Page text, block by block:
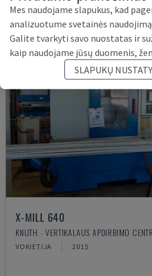
X-MILL 640
KNUTH - VERTIKALAUS APDIRBIMO
VOKIETIJA 2015
Mes naudojame slapukus, kad
analizuotume svetainės
Galite tvarkyti savo nuostatas ir
kaip naudojame jūsų duomenis,
SLAPUKŲ